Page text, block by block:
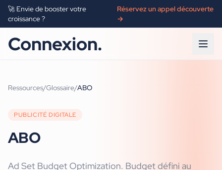
🚀 Envie de booster votre
croissance ?
Réservez un appel découverte
→
Connexion.
Ressources/Glossaire/ABO
PUBLICITÉ DIGITALE
ABO
Ad Set Budget Optimization. Budget défini au